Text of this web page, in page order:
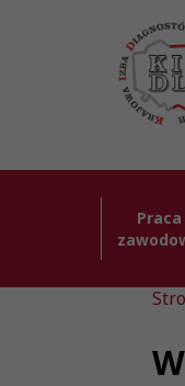
Praca